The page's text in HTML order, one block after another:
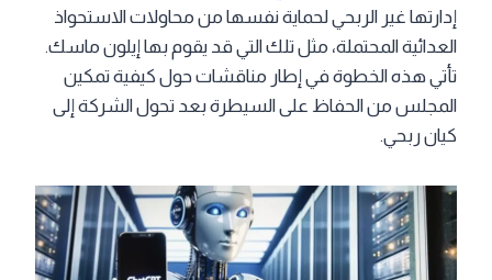
إدارتها غير الربحي لحماية نفسها من محاولات الاستحواذ
العدائية المحتملة، مثل تلك التي قد يقوم بها إيلون ماسك.
تأتي هذه الخطوة في إطار مناقشات حول كيفية تمكين
المجلس من الحفاظ على السيطرة بعد تحول الشركة إلى
كيان ربحي.